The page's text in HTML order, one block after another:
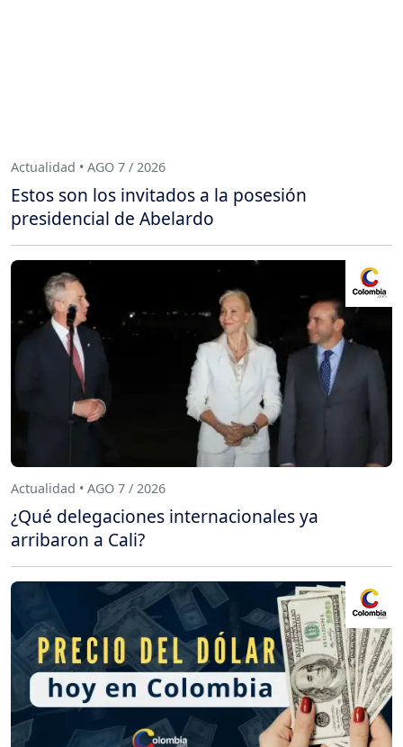
Actualidad • AGO 7 / 2026
Estos son los invitados a la posesión
presidencial de Abelardo
Actualidad • AGO 7 / 2026
¿Qué delegaciones internacionales ya
arribaron a Cali?